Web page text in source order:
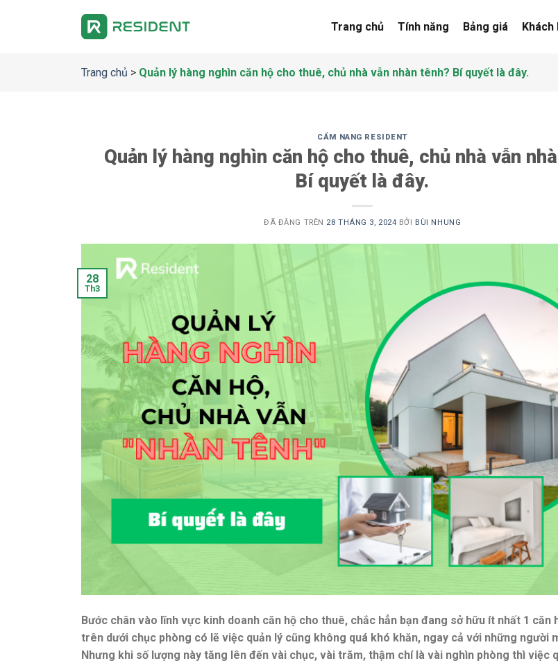
Trang chủ Tính năng Bảng giá Khách
Trang chủ > Quản lý hàng nghìn căn hộ cho thuê, chủ nhà vẫn nhàn tênh? Bí quyết là đây.
CẨM NANG RESIDENT
Quản lý hàng nghìn căn hộ cho thuê, chủ nhà vẫn
Bí quyết là đây.
ĐÃ ĐĂNG TRÊN 28 THÁNG 3, 2024 BỞI BÙI NHUNG
28
Th3
Bước chân vào lĩnh vực kinh doanh căn hộ cho thuê, chắc hẳn bạn đang sở hữu ít nhất 1 căn
trên dưới chục phòng có lẽ việc quản lý cũng không quá khó khăn, ngay cả với những người
Nhưng khi số lượng này tăng lên đến vài chục, vài trăm, thậm chí là vài nghìn phòng thì việc